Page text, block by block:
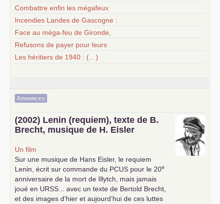
Combattre enfin les mégafeux
Incendies Landes de Gascogne :
Face au méga-feu de Gironde,
Refusons de payer pour leurs
Les héritiers de 1940 : (…)
Annonces
(2002) Lenin (requiem), texte de B.
Brecht, musique de H. Eisler
Un film
Sur une musique de Hans Eisler, le requiem
Lenin, écrit sur commande du PCUS pour le 20e
anniversaire de la mort de Illytch, mais jamais
joué en URSS... avec un texte de Bertold Brecht,
et des images d’hier et aujourd’hui de ces luttes